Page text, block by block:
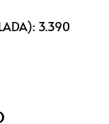
3.390